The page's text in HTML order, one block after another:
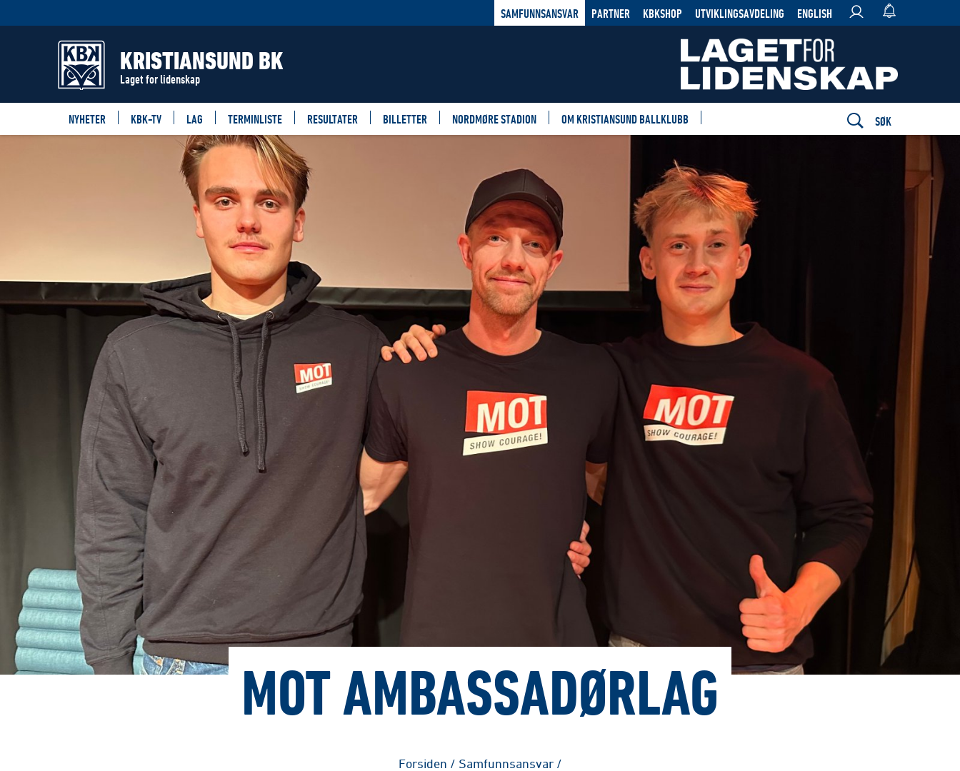
SAMFUNNSANSVAR PARTNER KBKSHOP UTVIKLINGSAVDELING ENGLISH
KRISTIANSUND BK
Laget for lidenskap
NYHETER KBK-TV LAG TERMINLISTE RESULTATER BILLETTER NORDMØRE STADION OM KRISTIANSUND BALLKLUBB SØK
MOT AMBASSADØRLAG
Forsiden / Samfunnsansvar /